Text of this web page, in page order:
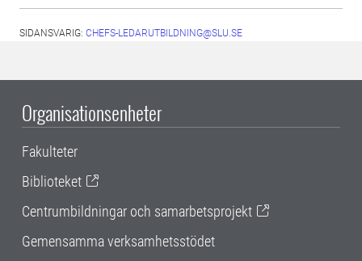
SIDANSVARIG: CHEFS-LEDARUTBILDNING@SLU.SE
Organisationsenheter
Fakulteter
Biblioteket
Centrumbildningar och samarbetsprojekt
Gemensamma verksamhetsstödet